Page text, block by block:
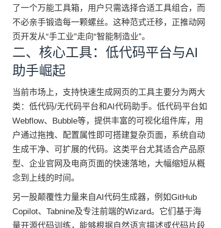
了一个万能工具箱，用户只需选择合适工具组合，而
不必亲手锻造每一颗螺丝。这种范式迁移，正推动网
页开发从“手工业”走向“智能制造业”。
二、核心工具：低代码平台与AI
助手崛起
当前市场上，支持快速生成网页的工具主要分为两大
类：低代码/无代码平台和AI代码助手。低代码平台如
Webflow、Bubble等，提供丰富的可视化组件库，用
户通过拖拽、配置属性即可搭建复杂页面，系统自动
生成干净、可扩展的代码。这类平台尤其适合产品原
型、企业官网及电商页面的快速落地，大幅缩短从概
念到上线的时间。
另一股颠覆性力量来自AI代码生成器，例如GitHub
Copilot、Tabnine及专注前端的Wizard。它们基于海
量开源代码训练，能够根据自然语言描述或代码片段